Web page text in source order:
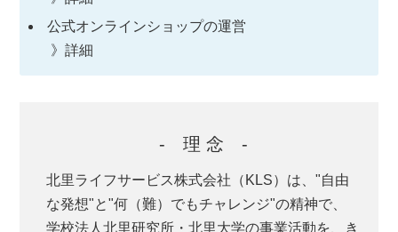
公式オンラインショップの運営
》詳細
- 理 念 -
北里ライフサービス株式会社（KLS）は、"自由
な発想"と"何（難）でもチャレンジ"の精神で、
学校法人北里研究所・北里大学の事業活動を、き